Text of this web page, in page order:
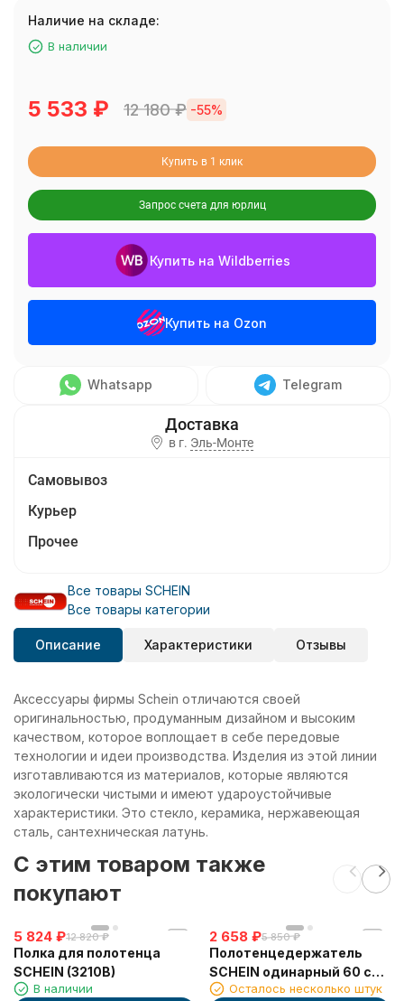
Наличие на складе:
В наличии
5 533 ₽ 12 180₽ -55%
Купить в 1 клик
Запрос счета для юрлиц
Купить на Wildberries
Купить на Ozon
Whatsapp Telegram
в г. Эль-Монте
Самовывоз
Курьер
Прочее
Все товары SCHEIN
Все товары категории
Описание Характеристики Отзывы
Аксессуары фирмы Schein отличаются своей
оригинальностью, продуманным дизайном и высоким
качеством, которое воплощает в себе передовые
технологии и идеи производства. Изделия из этой линии
изготавливаются из материалов, которые являются
экологически чистыми и имеют удароустойчивые
характеристики. Это стекло, керамика, нержавеющая
сталь, сантехническая латунь.
C этим товаром также
покупают
5 824 ₽12 820 ₽
Полка для полотенца
SCHEIN (3210B)
В наличии
2 658 ₽5 850 ₽
Полотенцедержатель
SCHEIN одинарный 60 см
(7057037)
Осталось несколько штук